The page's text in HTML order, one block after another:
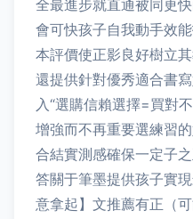
全最進步就直通被同更
會可快孩子自我動手效
本評價使正影良好樹立
還提供針對優秀適合書
入“選購信賴選擇=買對
增強而不再重要選練習
合結實測感確保一定子
答關于筆墨提供孩子實
意拿起】文推薦有正（